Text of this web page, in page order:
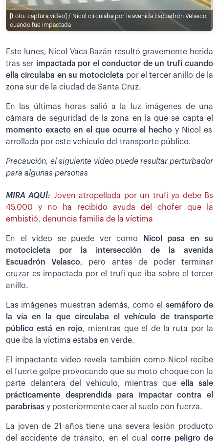
[Foto: captura video] / Nicol circulaba por la avenida Escuadrón Velasco
cuando fue impactada
Este lunes, Nicol Vaca Bazán resultó gravemente herida
tras ser impactada por el conductor de un trufi cuando
ella circulaba en su motocicleta por el tercer anillo de la
zona sur de la ciudad de Santa Cruz.
En las últimas horas salió a la luz imágenes de una
cámara de seguridad de la zona en la que se capta el
momento exacto en el que ocurre el hecho y Nicol es
arrollada por este vehículo del transporte público.
Precaución, el siguiente video puede resultar perturbador
para algunas personas
MIRA AQUÍ: Joven atropellada por un trufi ya debe Bs
45.000 y no ha recibido ayuda del chofer que la
embistió, denuncia familia de la víctima
En el video se puede ver como
Nicol pasa en su
motocicleta por la intersección de la avenida
Escuadrón Velasco, pero antes de poder terminar
cruzar es impactada por el trufi que iba sobre el tercer
anillo.
Las imágenes muestran además, como el semáforo de
la vía en la que circulaba el vehículo de transporte
público está en rojo, mientras que el de la ruta por la
que iba la víctima estaba en verde.
El impactante video revela también como Nicol recibe
el fuerte golpe provocando que su moto choque con la
parte delantera del vehículo, mientras queella sale
prácticamente desprendida para impactar contra el
parabrisas y posteriormente caer al suelo con fuerza.
La joven de 21 años tiene una severa lesión producto
del accidente de tránsito, en el cualcorre peligro de